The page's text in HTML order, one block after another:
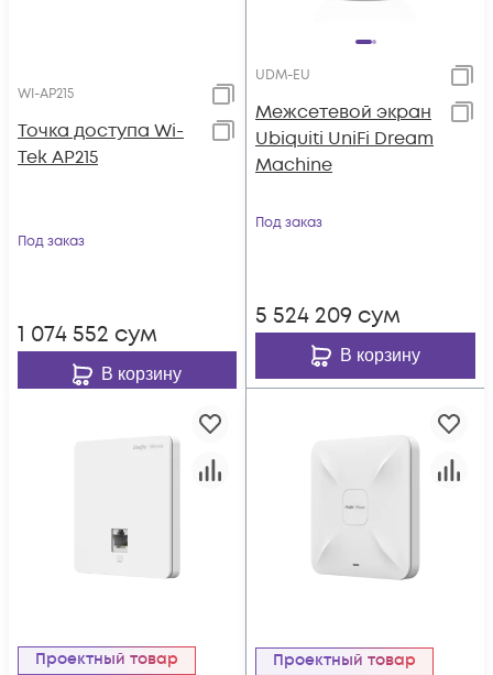
WI-AP215
Точка доступа Wi-
Tek AP215
Под заказ
1 074 552 сум
В корзину
UDM-EU
Межсетевой экран
Ubiquiti UniFi Dream
Machine
Под заказ
5 524 209 сум
В корзину
Проектный товар Проектный товар